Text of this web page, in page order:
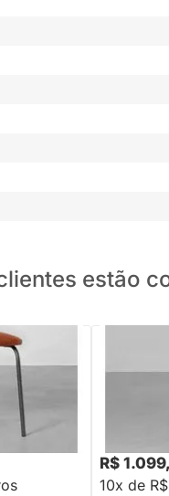
estão
Cadeira
R$
10x de